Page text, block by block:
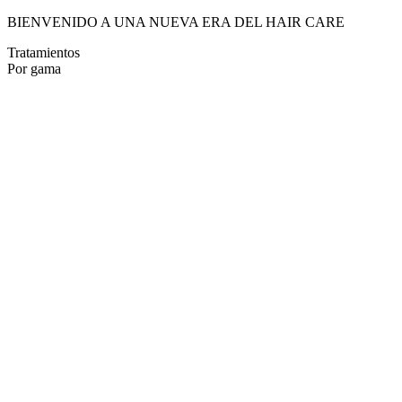
BIENVENIDO A UNA NUEVA ERA DEL HAIR CARE
Tratamientos
Por gama